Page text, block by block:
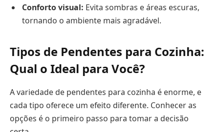
Conforto visual: Evita sombras e áreas escuras,
tornando o ambiente mais agradável.
Tipos de Pendentes para Cozinha:
Qual o Ideal para Você?
A variedade de pendentes para cozinha é enorme, e
cada tipo oferece um efeito diferente. Conhecer as
opções é o primeiro passo para tomar a decisão